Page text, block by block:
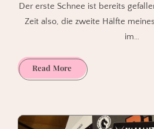
Der erste Schnee ist bereits
Zeit also, die zweite Hälfte
im…
Read MoreComics
im